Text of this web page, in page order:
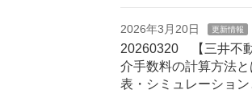
2026年3月20日 更新情報
20260320 【三井不
介手数料の計算方法
表・シミュレーショ